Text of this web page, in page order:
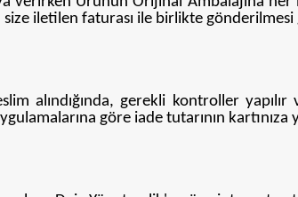
iletilen faturası ile birlikte
alındığında, gerekli kontroller
göre iade tutarının kartınıza